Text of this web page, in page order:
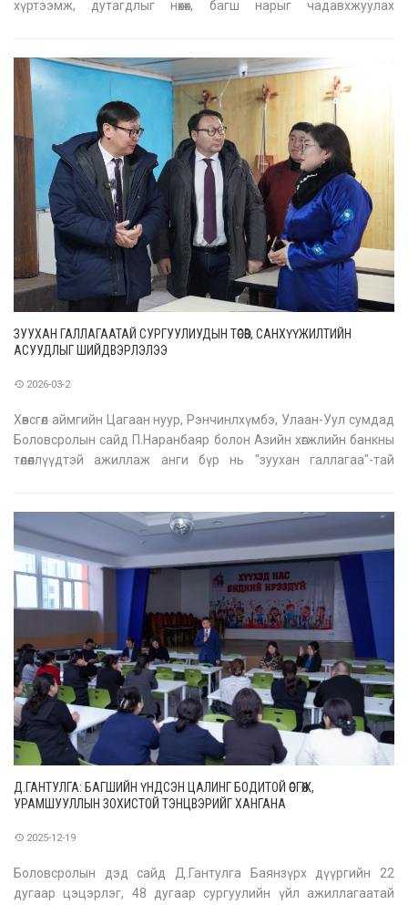
хүртээмж, дутагдлыг нөхөх, багш нарыг чадавхжуулах
нийслэлийн хэмжээнд төрийн болон төри
ЗУУХАН ГАЛЛАГААТАЙ СУРГУУЛИУДЫН ТӨСӨВ, САНХҮҮЖИЛТИЙН
АСУУДЛЫГ ШИЙДВЭРЛЭЛЭЭ
2026-03-2
Хөвсгөл аймгийн Цагаан нуур, Рэнчинлхүмбэ, Улаан-Уул сумдад
Боловсролын сайд П.Наранбаяр болон Азийн хөгжлийн банкны
төлөөллүүдтэй ажиллаж анги бүр нь "зуухан галлагаа"-тай
Д.ГАНТУЛГА: БАГШИЙН ҮНДСЭН ЦАЛИНГ БОДИТОЙ ӨСГӨЖ,
УРАМШУУЛЛЫН ЗОХИСТОЙ ТЭНЦВЭРИЙГ ХАНГАНА
2025-12-19
Боловсролын дэд сайд Д.Гантулга Баянзүрх дүүргийн 22
дугаар цэцэрлэг, 48 дугаар сургуулийн үйл ажиллагаатай